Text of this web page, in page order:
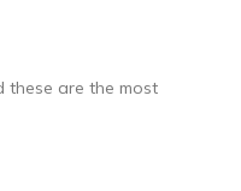
are the most